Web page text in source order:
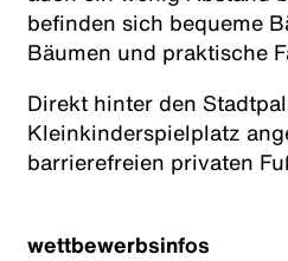
befinden sich bequeme
Bäumen und praktische
Direkt hinter den
Kleinkinderspielplatz
barrierefreien privaten
wettbewerbsinfos